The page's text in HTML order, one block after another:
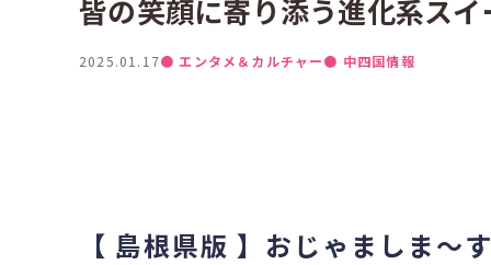
皆の笑顔に寄り添う進化系ス
2025.01.17● エンタメ＆カルチャー● 中四国情報
【 島根県版 】おじゃましま〜